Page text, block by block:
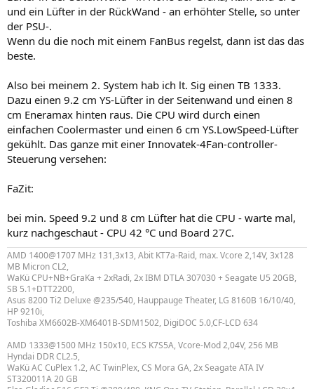
und ein Lüfter in der RückWand - an erhöhter Stelle, so unter
der PSU-.
Wenn du die noch mit einem FanBus regelst, dann ist das das
beste.
Also bei meinem 2. System hab ich lt. Sig einen TB 1333.
Dazu einen 9.2 cm YS-Lüfter in der Seitenwand und einen 8
cm Eneramax hinten raus. Die CPU wird durch einen
einfachen Coolermaster und einen 6 cm YS.LowSpeed-Lüfter
gekühlt. Das ganze mit einer Innovatek-4Fan-controller-
Steuerung versehen:
FaZit:
bei min. Speed 9.2 und 8 cm Lüfter hat die CPU - warte mal,
kurz nachgeschaut - CPU 42 °C und Board 27C.
AMD 1400@1707 MHz 131,3x13, Abit KT7a-Raid, max. Vcore 2,14V, 3x128
MB Micron CL2,
WaKü CPU+NB+GraKa + 2xRadi, 2x IBM DTLA 307030 + Seagate U5 20GB,
SB 5.1+DTT2200,
Asus 8200 Ti2 Deluxe @235/540, Hauppauge Theater, LG 8160B 16/10/40,
HP 9210i,
Toshiba XM6602B-XM6401B-SDM1502, DigiDOC 5.0,CF-LCD 634
AMD 1333@1500 MHz 150x10, ECS K7S5A, Vcore-Mod 2,04V, 256 MB
Hyndai DDR CL2.5,
WaKü AC CuPlex 1.2, AC TwinPlex, CS Mora GA, 2x Seagate ATA IV
ST320011A 20 GB